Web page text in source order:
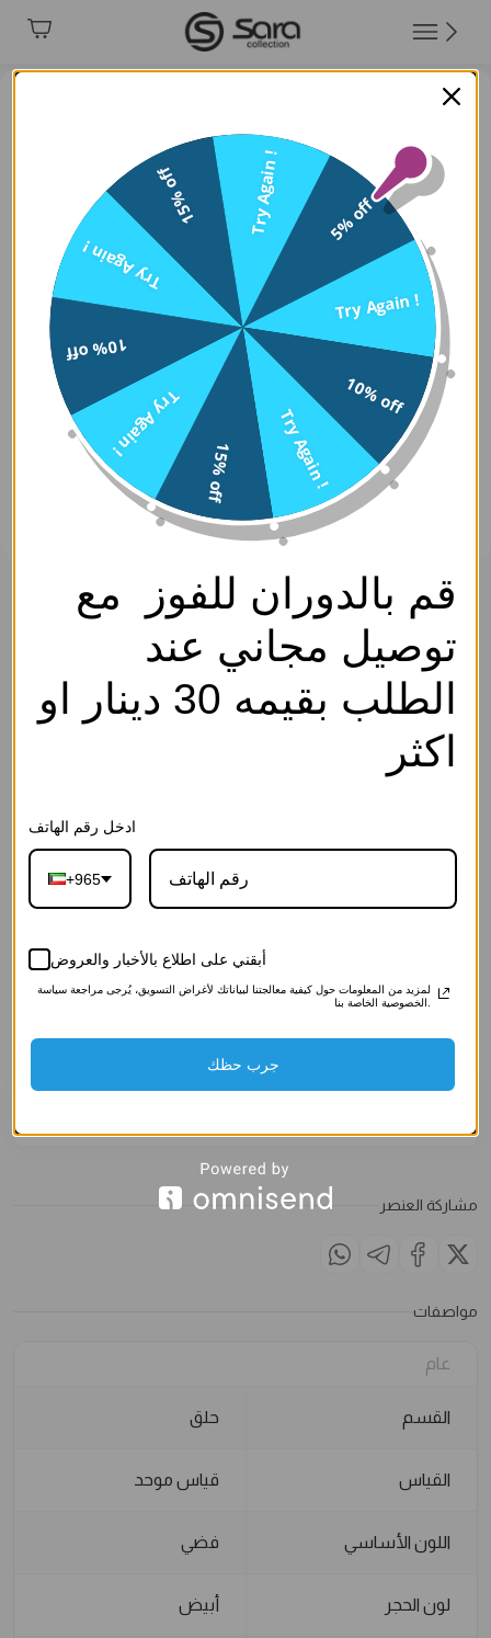
حلق - فضي ابيض - 0
سارة كوليكشن
SKU: EF2709-Silver White-0
اكسسوار- Access.
2.750د.ك
إجـعلـهـا هـديــة
صناعي)
3.500 د.ك
الوردية(ورد
صناعي)
الفاخرة(ورد
صناعي)
الملاحظات
مشاركة العنصر
مواصفات
عام
القسم حلق
القياس قياس موحد
اللون الأساسي فضي
لون الحجر أبيض
5% off
Try Again !
10% off
Try Again !
15% off
Try Again !
10% off
Try Again !
15% off Try Again !
قم بالدوران للفوز مع
توصيل مجاني عند
الطلب بقيمه 30 دينار او
اكثر
ادخل رقم الهاتف
+965
أبقني على اطلاع بالأخبار والعروض
لمزيد من المعلومات حول كيفية معالجتنا لبياناتك لأغراض التسويق، يُرجى مراجعة سياسة
جرب حظك